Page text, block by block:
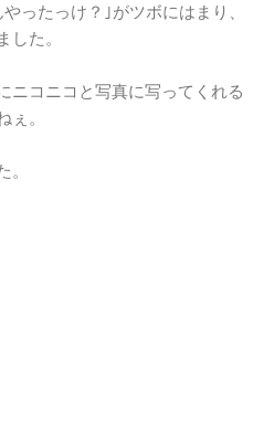
ったっけ？｣がツボにはまり、
した。
ニコニコと写真に写ってくれる
ぇ。